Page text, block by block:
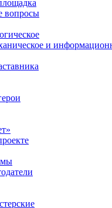
вопросы
и